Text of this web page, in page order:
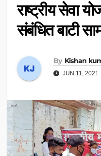
राष्ट्रीय सेवा
संबंधित बाटी
By Kishan
JUN 11, 2021